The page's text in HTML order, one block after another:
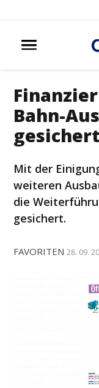
Bahn-
gesichert
Mit der
weiteren
die
gesichert.
FAVORITEN 28. 09.